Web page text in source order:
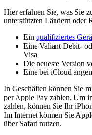
Hier erfahren Sie, was Sie
unterstützten Ländern oder
Ein qualifiziertes
Eine Valiant Debit-
Visa
Die neueste Version
Eine bei iCloud
In Geschäften können Sie
per Apple Pay zahlen. Um
zahlen, können Sie Ihr
Im Internet können Sie
über Safari nutzen.